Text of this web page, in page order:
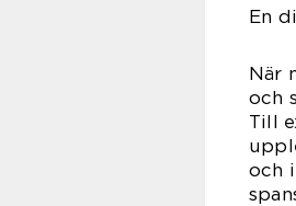
En
När
och
Till
och